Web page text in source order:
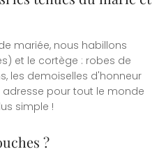
mariée, nous habillons
et le cortège : robes de
les demoiselles d'honneur
adresse pour tout le monde
simple !
?